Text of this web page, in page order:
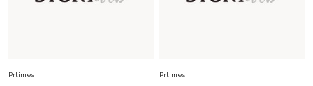
【ジェンダー連載23】
Prtimes Prtimes